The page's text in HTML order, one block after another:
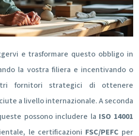
e trasformare questo obbligo in
la vostra filiera e incentivando o
fornitori strategici di ottenere
a livello internazionale. A seconda
possono includere la ISO 14001
le certificazioni FSC/PEFC per